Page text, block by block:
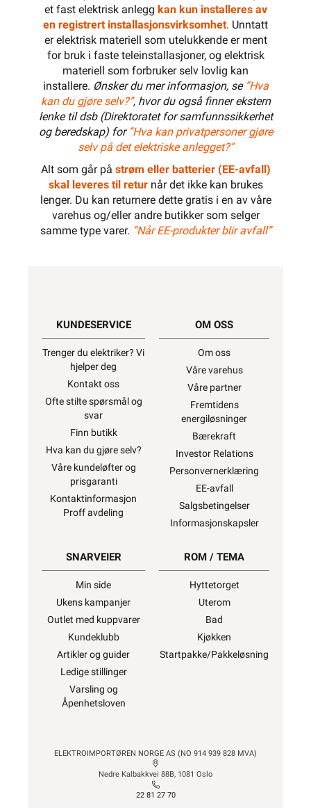
et fast elektrisk anlegg kan kun installeres av
en registrert installasjonsvirksomhet. Unntatt
er elektrisk materiell som utelukkende er ment
for bruk i faste teleinstallasjoner, og elektrisk
materiell som forbruker selv lovlig kan
installere. Ønsker du mer informasjon, se ”Hva
kan du gjøre selv?”, hvor du også finner ekstern
lenke til dsb (Direktoratet for samfunnssikkerhet
og beredskap) for “Hva kan privatpersoner gjøre
selv på det elektriske anlegget?”
Alt som går på strøm eller batterier (EE-avfall)
skal leveres til returnår det ikke kan brukes
lenger. Du kan returnere dette gratis i en av våre
varehus og/eller andre butikker som selger
samme type varer. “Når EE-produkter blir avfall”
KUNDESERVICE
Trenger du elektriker? Vi
hjelper deg
Kontakt oss
Ofte stilte spørsmål og
svar
Finn butikk
Hva kan du gjøre selv?
Våre kundeløfter og
prisgaranti
Kontaktinformasjon
Proff avdeling
OM OSS
Om oss
Våre varehus
Våre partner
Fremtidens
energiløsninger
Bærekraft
Investor Relations
Personvernerklæring
EE-avfall
Salgsbetingelser
Informasjonskapsler
SNARVEIER
Min side
Ukens kampanjer
Outlet med kuppvarer
Kundeklubb
Artikler og guider
Ledige stillinger
Varsling og
Åpenhetsloven
ROM / TEMA
Hyttetorget
Uterom
Bad
Kjøkken
Startpakke/Pakkeløsning
ELEKTROIMPORTØREN NORGE AS (NO 914 939 828 MVA)
Nedre Kalbakkvei 88B, 1081 Oslo
22 81 27 70